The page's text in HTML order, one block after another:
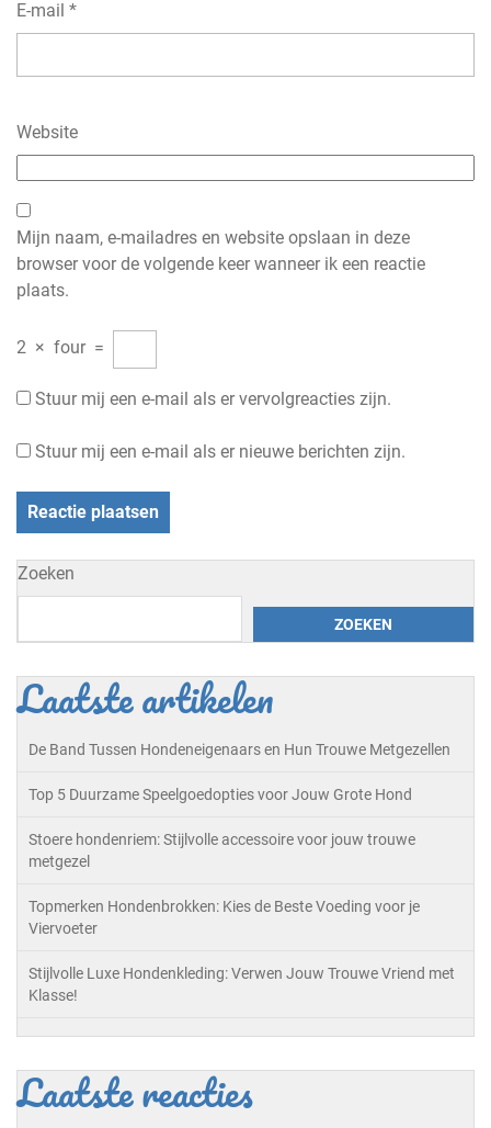
E-mail *
Website
Mijn naam, e-mailadres en website opslaan in deze
browser voor de volgende keer wanneer ik een reactie
plaats.
2 × four =
Stuur mij een e-mail als er vervolgreacties zijn.
Stuur mij een e-mail als er nieuwe berichten zijn.
Zoeken
ZOEKEN
Laatste artikelen
De Band Tussen Hondeneigenaars en Hun Trouwe Metgezellen
Top 5 Duurzame Speelgoedopties voor Jouw Grote Hond
Stoere hondenriem: Stijlvolle accessoire voor jouw trouwe
metgezel
Topmerken Hondenbrokken: Kies de Beste Voeding voor je
Viervoeter
Stijlvolle Luxe Hondenkleding: Verwen Jouw Trouwe Vriend met
Klasse!
Laatste reacties